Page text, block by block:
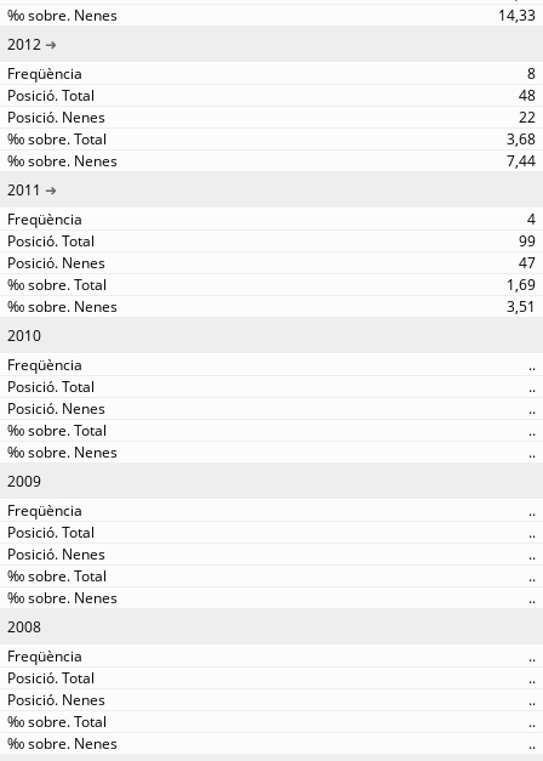
14,33
2012
8
48
22
3,68
7,44
2011
4
99
47
1,69
3,51
2010
..
..
..
..
..
2009
..
..
..
..
..
2008
..
..
..
..
..